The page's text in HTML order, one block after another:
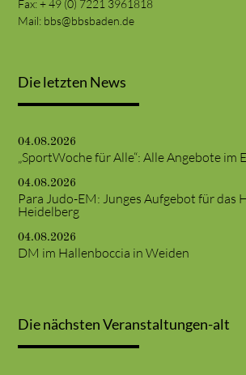
Fax: + 49 (0) 7221 3961818
Mail: bbs@bbsbaden.de
Die letzten News
04.08.2026
„SportWoche für Alle“: Alle Angebote im
04.08.2026
Para Judo-EM: Junges Aufgebot für das
Heidelberg
04.08.2026
DM im Hallenboccia in Weiden
Die nächsten Veranstaltungen-alt